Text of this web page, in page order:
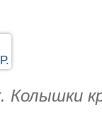
Колышки